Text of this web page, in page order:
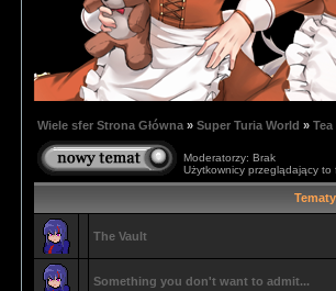
Wiele sfer Strona Główna » Super Turia World »
Moderatorzy: Brak
Użytkownicy przeglądający to
Tematy
The Vault
Something you don't want to admit...